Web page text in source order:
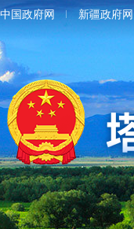
中国政府网 新疆政府网